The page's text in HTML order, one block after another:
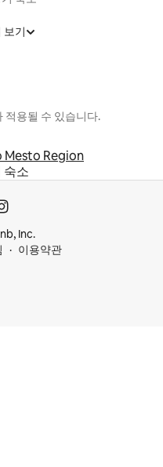
보기
적용될 수 있습니다.
Mesto Region
숙소
Inc.
이용약관